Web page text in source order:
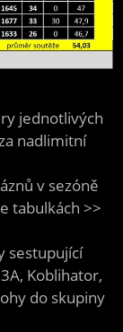
jednotlivých
nadlimitní
v sezóně
tabulkách >>
sestupující
Koblihator,
do skupiny